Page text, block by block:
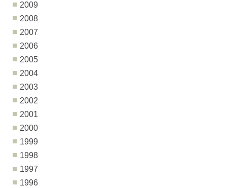
2009
2008
2007
2006
2005
2004
2003
2002
2001
2000
1999
1998
1997
1996